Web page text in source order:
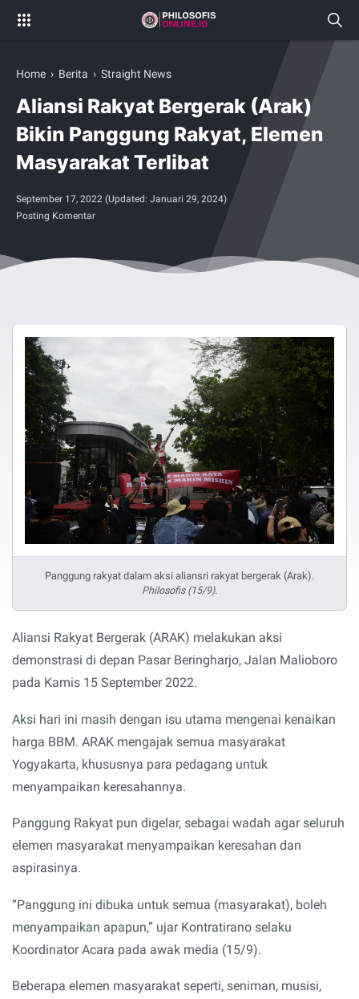
Home › Berita › Straight News
Aliansi Rakyat Bergerak (Arak)
Bikin Panggung Rakyat, Elemen
Masyarakat Terlibat
September 17, 2022 (Updated: Januari 29, 2024)
Posting Komentar
Panggung rakyat dalam aksi aliansri rakyat bergerak (Arak).
Philosofis (15/9).
Aliansi Rakyat Bergerak (ARAK) melakukan aksi
demonstrasi di depan Pasar Beringharjo, Jalan Malioboro
pada Kamis 15 September 2022.
Aksi hari ini masih dengan isu utama mengenai kenaikan
harga BBM. ARAK mengajak semua masyarakat
Yogyakarta, khususnya para pedagang untuk
menyampaikan keresahannya.
Panggung Rakyat pun digelar, sebagai wadah agar seluruh
elemen masyarakat menyampaikan keresahan dan
aspirasinya.
“Panggung ini dibuka untuk semua (masyarakat), boleh
menyampaikan apapun,” ujar Kontratirano selaku
Koordinator Acara pada awak media (15/9).
Beberapa elemen masyarakat seperti, seniman, musisi,